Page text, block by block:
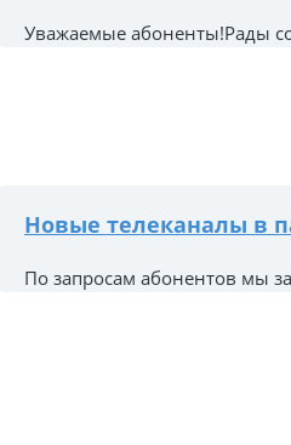
Уважаемые абоненты!Рады
Новые телеканалы в
По запросам абонентов мы